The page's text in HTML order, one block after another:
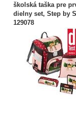
školská taška pre
dielny set, Step by
129078
5-dielny set obsahuje
peračník, puzdro na
vrecko na prezuvky/úbor
Anatomic Air System -
tvarovaná chrbtová časť
Coolin System –
časti z príjemného